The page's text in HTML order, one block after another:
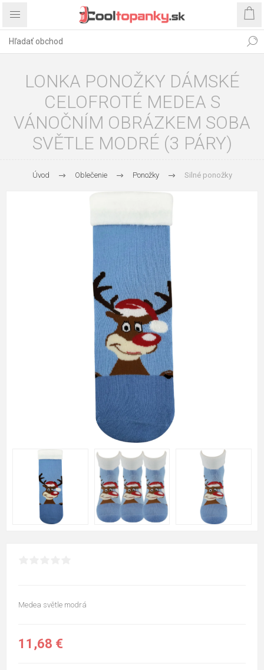
LONKA PONOŽKY DÁMSKÉ
CELOFROTÉ MEDEA S
VÁNOČNÍM OBRÁZKEM SOBA
SVĚTLE MODRÉ (3 PÁRY)
Úvod Oblečenie Ponožky Silné ponožky
Medea světle modrá
11,68 €